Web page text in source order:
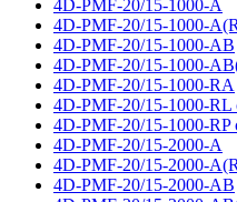
4D-PMF-20/15-1000-A
4D-PMF-20/15-1000-
4D-PMF-20/15-1000-AB
4D-PMF-20/15-1000-
4D-PMF-20/15-1000-RA
4D-PMF-20/15-1000-RL
4D-PMF-20/15-1000-RP
4D-PMF-20/15-2000-A
4D-PMF-20/15-2000-
4D-PMF-20/15-2000-AB